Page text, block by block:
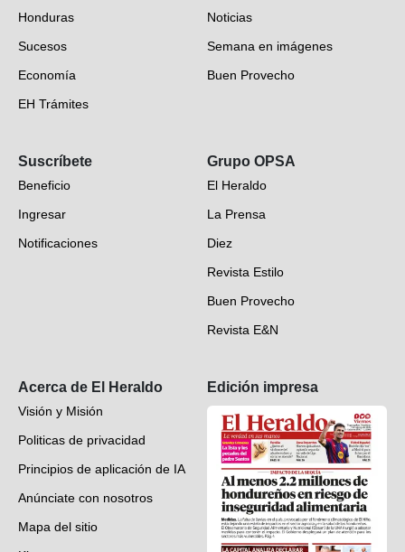
Honduras
Sucesos
Economía
EH Trámites
EH Verifica
Fotogalerías
Deportes
Videos
Noticias
Semana en imágenes
Buen Provecho
Suscríbete
Beneficio
Ingresar
Notificaciones
Grupo OPSA
El Heraldo
La Prensa
Diez
Revista Estilo
Buen Provecho
Revista E&N
Acerca de El Heraldo
Visión y Misión
Politicas de privacidad
Principios de aplicación de IA
Anúnciate con nosotros
Mapa del sitio
Edición impresa